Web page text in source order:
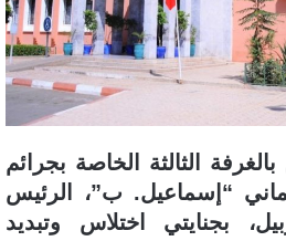
الثالثة الخاصة بجرائم
“إسماعيل. ب”، الرئيس
بجنايتي اختلاس وتبديد